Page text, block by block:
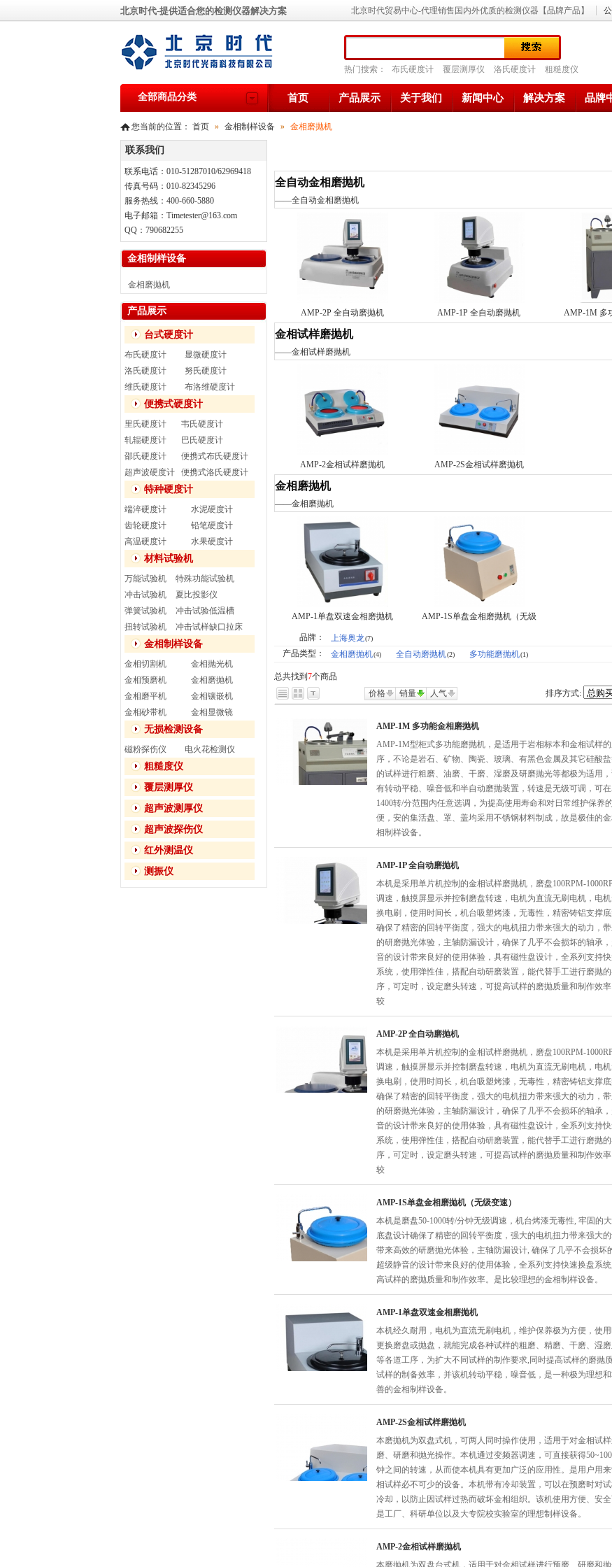
全部商品分类
北京时代-提供适合您的检测仪器解决方案
热门搜索： 布氏硬度计 覆层测厚仪 洛氏硬度计 粗糙度仪
首页 产品展示 关于我们 新闻中心 解决方案 品牌
北京时代贸易中心-代理销售国内外优质的检测仪器【品牌产品】
您当前的位置： 首页 » 金相制样设备 » 金相磨抛机
全自动金相磨抛机
——全自动金相磨抛机
AMP-2P 全自动磨抛机 AMP-1P 全自动磨抛机 AMP-1M 多
金相试样磨抛机
——金相试样磨抛机
AMP-2金相试样磨抛机 AMP-2S金相试样磨抛机
金相磨抛机
——金相磨抛机
AMP-1单盘双速金相磨抛机
AMP-1S单盘金相磨抛机（无级
品牌：
上海奥龙(7)
产品类型： 金相磨抛机(4) 全自动磨抛机(2) 多功能磨抛机(1)
总共找到 7个商品
价格
销量 人气 排序方式:
AMP-1M 多功能金相磨抛机
AMP-1M型柜式多功能磨抛机，是适用于岩相标本和金相试样
序，不论是岩石、矿物、陶瓷、玻璃、有黑色金属及其它硅酸
的试样进行粗磨、油磨、干磨、湿磨及研磨抛光等都极为适用
有转动平稳、噪音低和半自动磨抛装置，转速是无级可调，可在
1400转/分范围内任意选调，为提高使用寿命和对日常维护保养
便，安的集活盘、罩、盖均采用不锈钢材料制成，故是极佳的
相制样设备。
AMP-1P 全自动磨抛机
本机是采用单片机控制的金相试样磨抛机，磨盘100RPM-
调速，触摸屏显示并控制磨盘转速，电机为直流无刷电机，电
换电刷，使用时间长，机台吸塑烤漆，无毒性，精密铸铝支撑
确保了精密的回转平衡度，强大的电机扭力带来强大的动力，
的研磨抛光体验，主轴防漏设计，确保了几乎不会损坏的轴承
音的设计带来良好的使用体验，具有磁性盘设计，全系列支持
系统，使用弹性佳，搭配自动研磨装置，能代替手工进行磨抛
序，可定时，设定磨头转速，可提高试样的磨抛质量和制作效
较
AMP-2P 全自动磨抛机
本机是采用单片机控制的金相试样磨抛机，磨盘100RPM-
调速，触摸屏显示并控制磨盘转速，电机为直流无刷电机，电
换电刷，使用时间长，机台吸塑烤漆，无毒性，精密铸铝支撑
确保了精密的回转平衡度，强大的电机扭力带来强大的动力，
的研磨抛光体验，主轴防漏设计，确保了几乎不会损坏的轴承
音的设计带来良好的使用体验，具有磁性盘设计，全系列支持
系统，使用弹性佳，搭配自动研磨装置，能代替手工进行磨抛
序，可定时，设定磨头转速，可提高试样的磨抛质量和制作效
较
AMP-1S单盘金相磨抛机（无级变速）
本机是磨盘50-1000转/分钟无级调速，机台烤漆无毒性, 牢固的
底盘设计确保了精密的回转平衡度，强大的电机扭力带来强大
带来高效的研磨抛光体验，主轴防漏设计, 确保了几乎不会损坏
超级静音的设计带来良好的使用体验，全系列支持快速换盘系
高试样的磨抛质量和制作效率。是比较理想的金相制样设备。
AMP-1单盘双速金相磨抛机
本机经久耐用，电机为直流无刷电机，维护保养极为方便，使
更换磨盘或抛盘，就能完成各种试样的粗磨、精磨、干磨、湿
等各道工序，为扩大不同试样的制作要求,同时提高试样的磨抛
试样的制备效率，并该机转动平稳，噪音低，是一种极为理想
善的金相制样设备。
AMP-2S金相试样磨抛机
本磨抛机为双盘式机，可两人同时操作使用，适用于对金相试
磨、研磨和抛光操作。本机通过变频器调速，可直接获得
钟之间的转速，从而使本机具有更加广泛的应用性。是用户用
相试样必不可少的设备。本机带有冷却装置，可以在预磨时对
冷却，以防止因试样过热而破坏金相组织。该机使用方便、安全
是工厂、科研单位以及大专院校实验室的理想制样设备。
AMP-2金相试样磨抛机
本磨抛机为双盘台式机，适用于对金相试样进行预磨、研磨和
联系我们
联系电话：010-51287010/62969418
传真号码：010-82345296
服务热线：400-660-5880
电子邮箱：Timetester@163.com
QQ：790682255
金相制样设备
金相磨抛机
产品展示
台式硬度计
布氏硬度计
显微硬度计
洛氏硬度计
努氏硬度计
维氏硬度计
布洛维硬度计
便携式硬度计
里氏硬度计
韦氏硬度计
轧辊硬度计
巴氏硬度计
邵氏硬度计
便携式布氏硬度计
超声波硬度计
便携式洛氏硬度计
特种硬度计
端淬硬度计
水泥硬度计
齿轮硬度计
铅笔硬度计
高温硬度计
水果硬度计
材料试验机
万能试验机
特殊功能试验机
冲击试验机
夏比投影仪
弹簧试验机
冲击试验低温槽
扭转试验机
冲击试样缺口拉床
金相制样设备
金相切割机
金相抛光机
金相预磨机
金相磨抛机
金相磨平机
金相镶嵌机
金相砂带机
金相显微镜
无损检测设备
磁粉探伤仪 电火花检测仪
粗糙度仪
覆层测厚仪
超声波测厚仪
超声波探伤仪
红外测温仪
测振仪